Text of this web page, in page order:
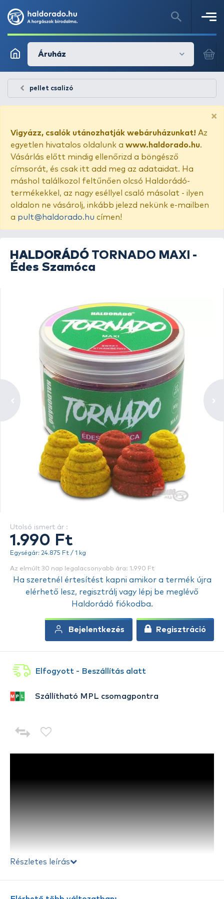
Áruház
pellet csalizó
×
Vigyázz, csalók utánozhatják webáruházunkat! Az
egyetlen hivatalos oldalunk a www.haldorado.hu.
Vásárlás előtt mindig ellenőrizd a böngésző
címsorát, és csak itt add meg az adataidat. Ha
máshol találkozol feltűnően olcsó Haldorádó-
termékekkel, az nagy eséllyel csaló másolat - ilyen
oldalon ne vásárolj, inkább jelezd nekünk e-mailben
a pult@haldorado.hu címen!
HALDORÁDÓ TORNADO MAXI -
Édes Szamóca
Részletes leírás
Elfogyott - Beszállítás alatt
Szállítható MPL csomagpontra
Utolsó ismert ár :
1.990 Ft
Egységár: 24.875 Ft / 1 kg
Az elmúlt 30 nap legalacsonyabb ára: 1.990 Ft
Ha szeretnél értesítést kapni amikor a termék újra
elérhető lesz, regisztrálj vagy lépj be meglévő
Haldorádó fiókodba.
Bejelentkezés Regisztráció